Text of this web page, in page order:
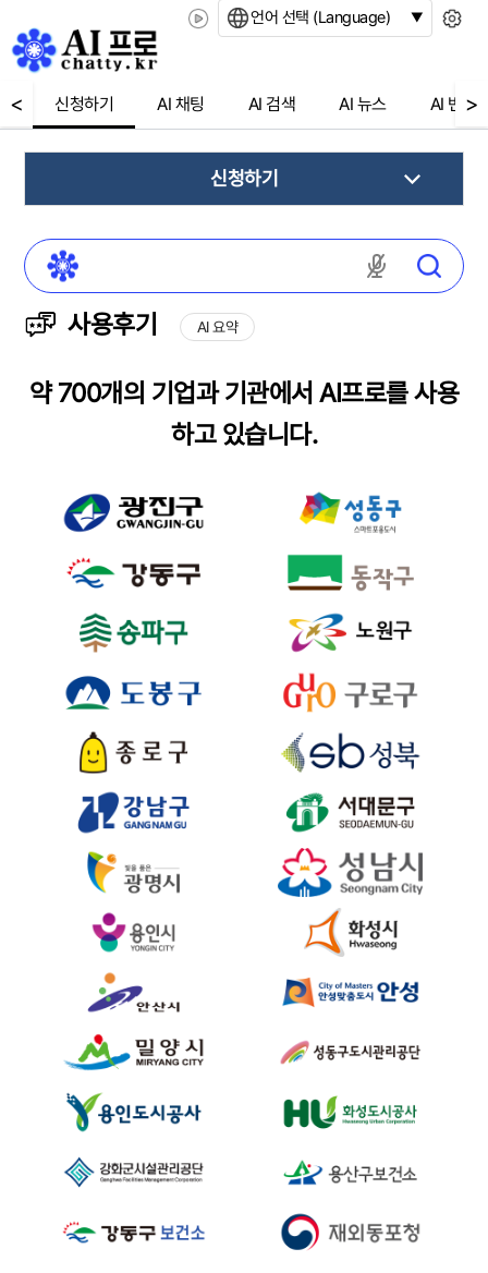
< 신청하기 AI 채팅 AI 검색 AI 뉴스 AI 번역
>
신청하기
사용후기
마이크 권
AI 요약
약 700개의 기업과 기관에서 AI프로를 사용
하고 있습니다.
언어 선택 (Language)